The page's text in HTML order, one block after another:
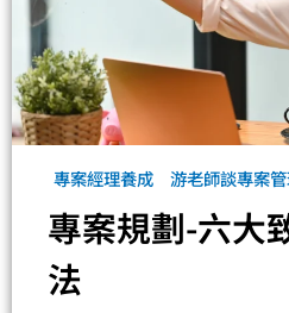
專案經理養成 游老師談專案
專案規劃-六大
法